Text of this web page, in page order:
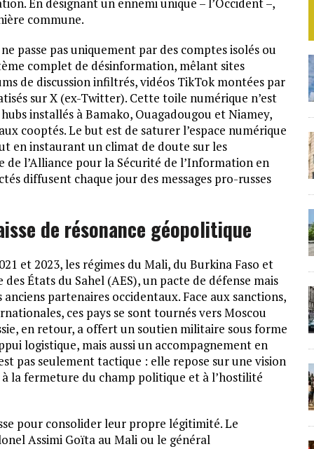
commune.
passe pas uniquement par des comptes isolés ou
complet de désinformation, mêlant sites
de discussion infiltrés, vidéos TikTok montées par
sur X (ex-Twitter). Cette toile numérique n’est
installés à Bamako, Ouagadougou et Niamey,
cooptés. Le but est de saturer l’espace numérique
en instaurant un climat de doute sur les
l’Alliance pour la Sécurité de l’Information en
diffusent chaque jour des messages pro-russes
de résonance géopolitique
et 2023, les régimes du Mali, du Burkina Faso et
États du Sahel (AES), un pacte de défense mais
partenaires occidentaux. Face aux sanctions,
ces pays se sont tournés vers Moscou
en retour, a offert un soutien militaire sous forme
logistique, mais aussi un accompagnement en
pas seulement tactique : elle repose sur une vision
la fermeture du champ politique et à l’hostilité
pour consolider leur propre légitimité. Le
Assimi Goïta au Mali ou le général